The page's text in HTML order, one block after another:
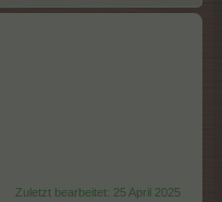
Zuletzt bearbeitet: 25 April 2025